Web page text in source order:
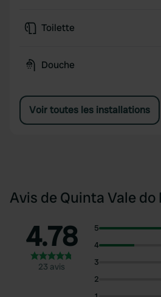
Toilette
Douche
Voir toutes les installations
Avis de Quinta Vale
4.78
23 avis
5
4
3
2